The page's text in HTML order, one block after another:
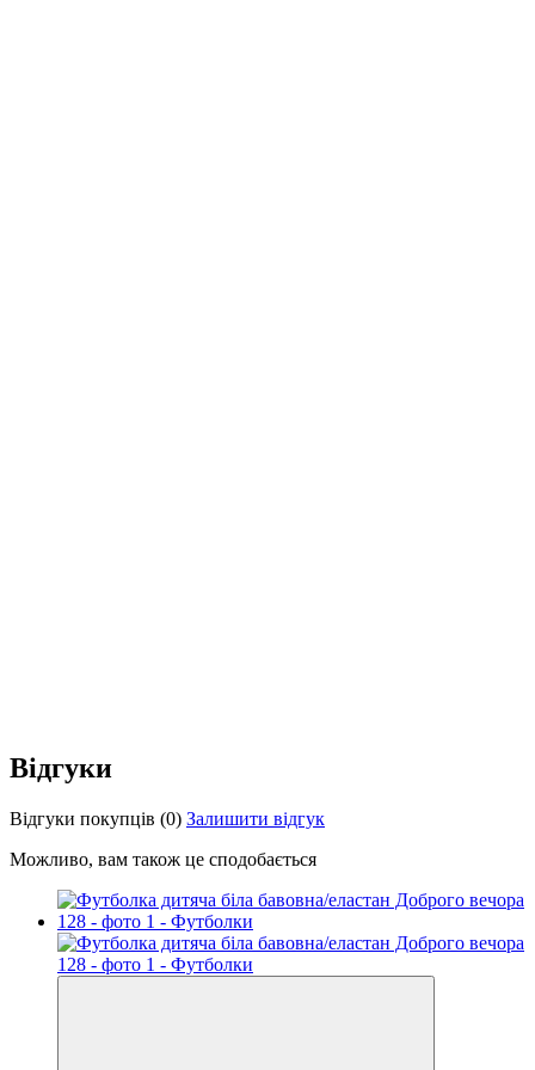
Відгуки
Відгуки покупців (0) Залишити відгук
Можливо, вам також це сподобається